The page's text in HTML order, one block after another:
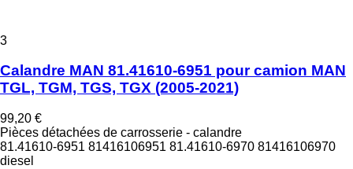
3
Calandre MAN 81.41610-6951 pour camion MAN
TGL, TGM, TGS, TGX (2005-2021)
99,20 €
Pièces détachées de carrosserie - calandre
81.41610-6951 81416106951 81.41610-6970 81416106970
diesel